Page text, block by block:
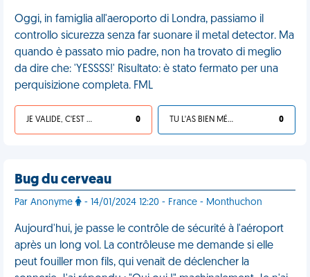
Oggi, in famiglia all'aeroporto di Londra, passiamo il
controllo sicurezza senza far suonare il metal detector. Ma
quando è passato mio padre, non ha trovato di meglio
da dire che: 'YESSSS!' Risultato: è stato fermato per una
perquisizione completa. FML
JE VALIDE, C'EST UNE VDM 0 TU L'AS BIEN MÉRITÉ 0
Bug du cerveau
Par Anonyme - 14/01/2024 12:20 - France - Monthuchon
Aujourd'hui, je passe le contrôle de sécurité à l'aéroport
après un long vol. La contrôleuse me demande si elle
peut fouiller mon fils, qui venait de déclencher la